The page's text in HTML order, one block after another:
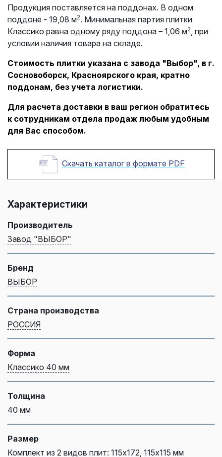
Продукция поставляется на поддонах. В одном
поддоне - 19,08 м2. Минимальная партия плитки
Классико равна одному ряду поддона – 1,06 м2 , при
условии наличия товара на складе.
Стоимость плитки указана с завода "Выбор", в г.
Сосновоборск, Красноярского края, кратно
поддонам, без учета логистики.
Для расчета доставки в ваш регион обратитесь
к сотрудникам отдела продаж любым удобным
для Вас способом.
Скачать каталог в формате PDF
Характеристики
Производитель
Завод "ВЫБОР"
Бренд
ВЫБОР
Страна производства
РОССИЯ
Форма
Классико 40 мм
Толщина
40 мм
Размер
Комплект из 2 видов плит: 115х172, 115х115 мм